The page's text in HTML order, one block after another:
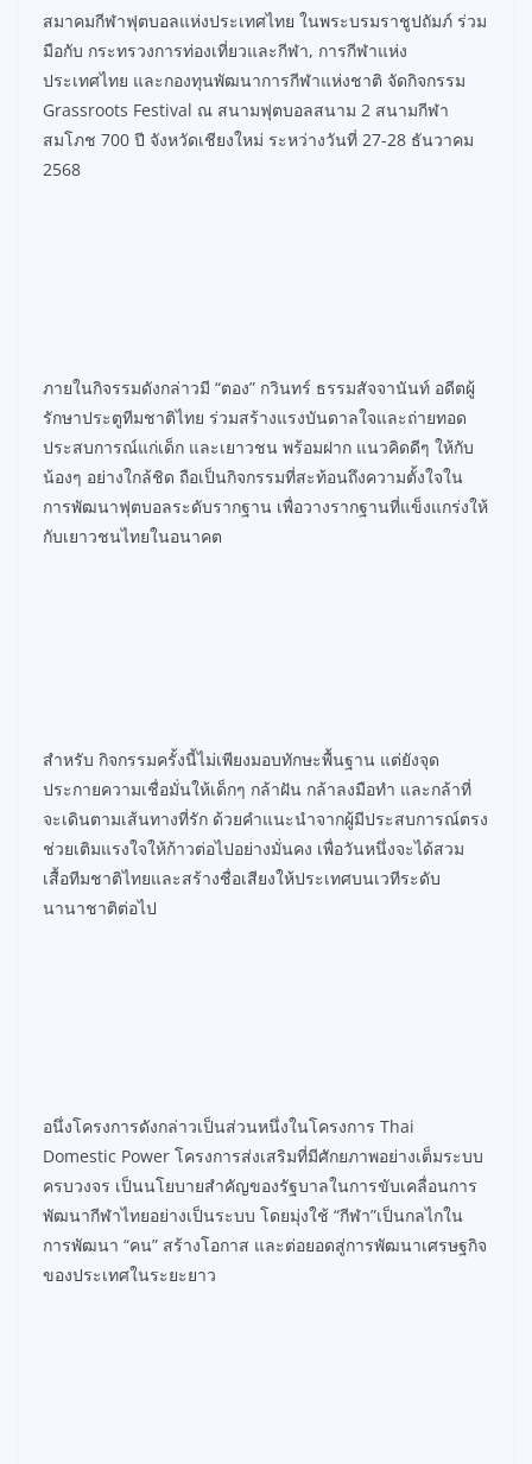
สมาคมกีฬาฟุตบอลแห่งประเทศไทย ในพระบรมราชูปถัมภ์ ร่วม
มือกับ กระทรวงการท่องเที่ยวและกีฬา, การกีฬาแห่ง
ประเทศไทย และกองทุนพัฒนาการกีฬาแห่งชาติ จัดกิจกรรม
Grassroots Festival ณ สนามฟุตบอลสนาม 2 สนามกีฬา
สมโภช 700 ปี จังหวัดเชียงใหม่ ระหว่างวันที่ 27-28 ธันวาคม
2568
ภายในกิจรรมดังกล่าวมี “ตอง” กวินทร์ ธรรมสัจจานันท์ อดีตผู้
รักษาประตูทีมชาติไทย ร่วมสร้างแรงบันดาลใจและถ่ายทอด
ประสบการณ์แก่เด็ก และเยาวชน พร้อมฝาก แนวคิดดีๆ ให้กับ
น้องๆ อย่างใกล้ชิด ถือเป็นกิจกรรมที่สะท้อนถึงความตั้งใจใน
การพัฒนาฟุตบอลระดับรากฐาน เพื่อวางรากฐานที่แข็งแกร่งให้
กับเยาวชนไทยในอนาคต
สำหรับ กิจกรรมครั้งนี้ไม่เพียงมอบทักษะพื้นฐาน แต่ยังจุด
ประกายความเชื่อมั่นให้เด็กๆ กล้าฝัน กล้าลงมือทำ และกล้าที่
จะเดินตามเส้นทางที่รัก ด้วยคำแนะนำจากผู้มีประสบการณ์ตรง
ช่วยเติมแรงใจให้ก้าวต่อไปอย่างมั่นคง เพื่อวันหนึ่งจะได้สวม
เสื้อทีมชาติไทยและสร้างชื่อเสียงให้ประเทศบนเวทีระดับ
นานาชาติต่อไป
อนึ่งโครงการดังกล่าวเป็นส่วนหนึ่งในโครงการ Thai
Domestic Power โครงการส่งเสริมที่มีศักยภาพอย่างเต็มระบบ
ครบวงจร เป็นนโยบายสำคัญของรัฐบาลในการขับเคลื่อนการ
พัฒนากีฬาไทยอย่างเป็นระบบ โดยมุ่งใช้ “กีฬา”เป็นกลไกใน
การพัฒนา “คน” สร้างโอกาส และต่อยอดสู่การพัฒนาเศรษฐกิจ
ของประเทศในระยะยาว